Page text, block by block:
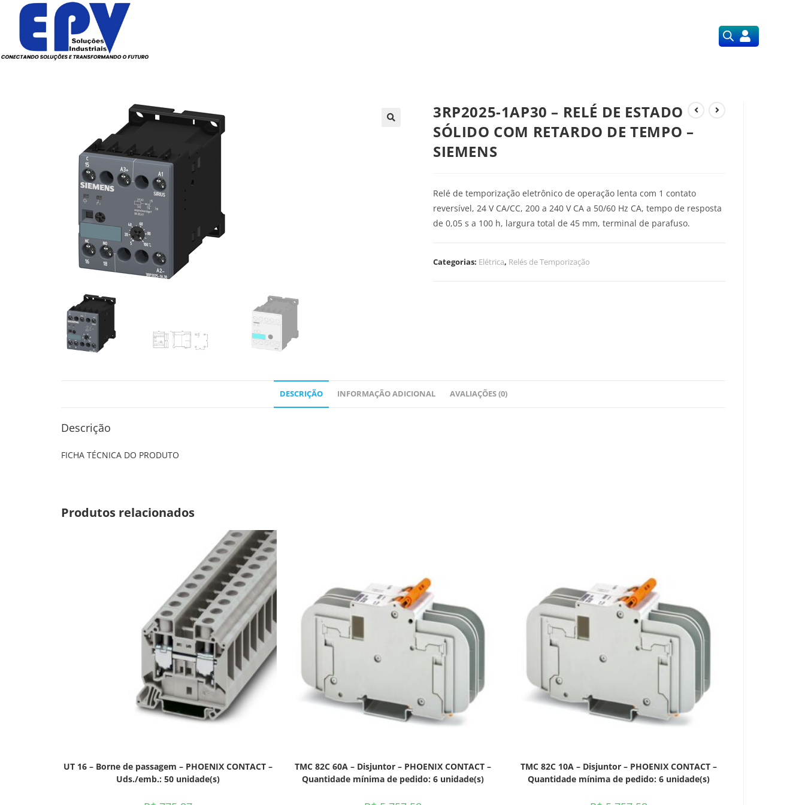
3RP2025-1AP30 – RELÉ DE ESTADO
SÓLIDO COM RETARDO DE TEMPO –
SIEMENS
Relé de temporização eletrônico de operação lenta com 1 contato
reversível, 24 V CA/CC, 200 a 240 V CA a 50/60 Hz CA, tempo de resposta
de 0,05 s a 100 h, largura total de 45 mm, terminal de parafuso.
Categorias: Elétrica, Relés de Temporização
DESCRIÇÃO INFORMAÇÃO ADICIONAL AVALIAÇÕES (0)
Descrição
FICHA TÉCNICA DO PRODUTO
Produtos relacionados
UT 16 – Borne de passagem – PHOENIX CONTACT –
Uds./emb.: 50 unidade(s)
TMC 82C 60A – Disjuntor – PHOENIX CONTACT –
Quantidade mínima de pedido: 6 unidade(s)
TMC 82C 10A – Disjuntor – PHOENIX CONTACT –
Quantidade mínima de pedido: 6 unidade(s)